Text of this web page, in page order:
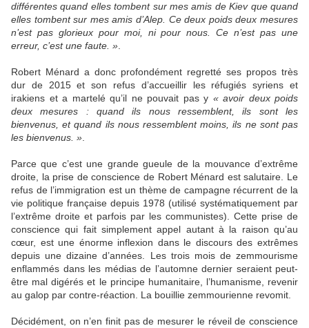
différentes quand elles tombent sur mes amis de Kiev que quand
elles tombent sur mes amis d’Alep. Ce deux poids deux mesures
n’est pas glorieux pour moi, ni pour nous. Ce n’est pas une
erreur, c’est une faute. »
Robert Ménard a donc profondément regretté ses propos très
dur de 2015 et son refus d’accueillir les réfugiés syriens et
irakiens et a martelé qu’il ne pouvait pas y « avoir deux poids
deux mesures : quand ils nous ressemblent, ils sont les
bienvenus, et quand ils nous ressemblent moins, ils ne sont pas
les bienvenus. »
Parce que c’est une grande gueule de la mouvance d’extrême
droite, la prise de conscience de Robert Ménard est salutaire. Le
refus de l’immigration est un thème de campagne récurrent de la
vie politique française depuis 1978 (utilisé systématiquement par
l’extrême droite et parfois par les communistes). Cette prise de
conscience qui fait simplement appel autant à la raison qu’au
cœur, est une énorme inflexion dans le discours des extrêmes
depuis une dizaine d’années. Les trois mois de zemmourisme
enflammés dans les médias de l’automne dernier seraient peut-
être mal digérés et le principe humanitaire, l’humanisme, revenir
au galop par contre-réaction. La bouillie zemmourienne revomit.
Décidément, on n’en finit pas de mesurer le réveil de conscience